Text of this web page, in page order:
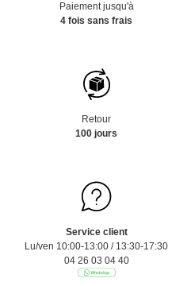
Paiement jusqu'à
4 fois sans frais
Retour
100 jours
Service client
Lu/ven 10:00-13:00 / 13:30-17:30
04 26 03 04 40